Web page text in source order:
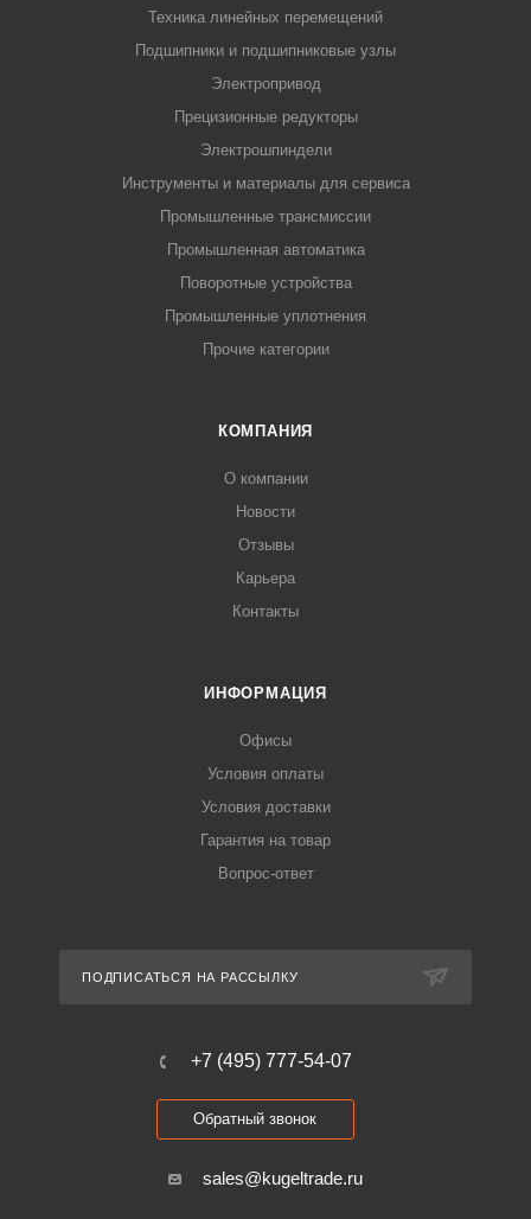
Техника линейных перемещений
Подшипники и подшипниковые узлы
Электропривод
Прецизионные редукторы
Электрошпиндели
Инструменты и материалы для сервиса
Промышленные трансмиссии
Промышленная автоматика
Поворотные устройства
Промышленные уплотнения
Прочие категории
КОМПАНИЯ
О компании
Новости
Отзывы
Карьера
Контакты
ИНФОРМАЦИЯ
Офисы
Условия оплаты
Условия доставки
Гарантия на товар
Вопрос-ответ
ПОДПИСАТЬСЯ НА РАССЫЛКУ
+7 (495) 777-54-07
Обратный звонок
sales@kugeltrade.ru